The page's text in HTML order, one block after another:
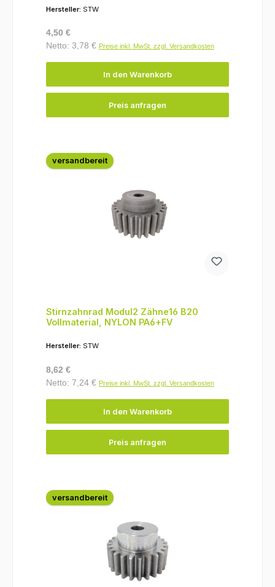
Hersteller: STW
Regulärer Preis:
4,50 €
Netto: 3,78 € Preise inkl. MwSt. zzgl. Versandkosten
In den Warenkorb
Preis anfragen
versandbereit
Stirnzahnrad Modul2 Zähne16 B20
Vollmaterial, NYLON PA6+FV
Hersteller: STW
Regulärer Preis:
8,62 €
Netto: 7,24 € Preise inkl. MwSt. zzgl. Versandkosten
In den Warenkorb
Preis anfragen
versandbereit